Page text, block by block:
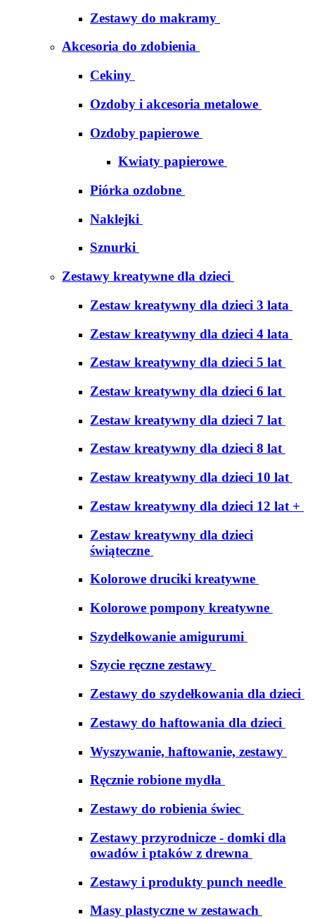
Zestawy do makramy
Akcesoria do zdobienia
Cekiny
Ozdoby i akcesoria metalowe
Ozdoby papierowe
Kwiaty papierowe
Piórka ozdobne
Naklejki
Sznurki
Zestawy kreatywne dla dzieci
Zestaw kreatywny dla dzieci 3 lata
Zestaw kreatywny dla dzieci 4 lata
Zestaw kreatywny dla dzieci 5 lat
Zestaw kreatywny dla dzieci 6 lat
Zestaw kreatywny dla dzieci 7 lat
Zestaw kreatywny dla dzieci 8 lat
Zestaw kreatywny dla dzieci 10 lat
Zestaw kreatywny dla dzieci 12 lat +
Zestaw kreatywny dla dzieci
świąteczne
Kolorowe druciki kreatywne
Kolorowe pompony kreatywne
Szydełkowanie amigurumi
Szycie ręczne zestawy
Zestawy do szydełkowania dla dzieci
Zestawy do haftowania dla dzieci
Wyszywanie, haftowanie, zestawy
Ręcznie robione mydła
Zestawy do robienia świec
Zestawy przyrodnicze - domki dla
owadów i ptaków z drewna
Zestawy i produkty punch needle
Masy plastyczne w zestawach